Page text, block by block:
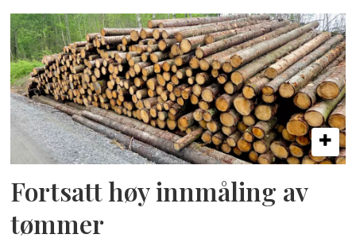
Fortsatt høy innmåling av
tømmer